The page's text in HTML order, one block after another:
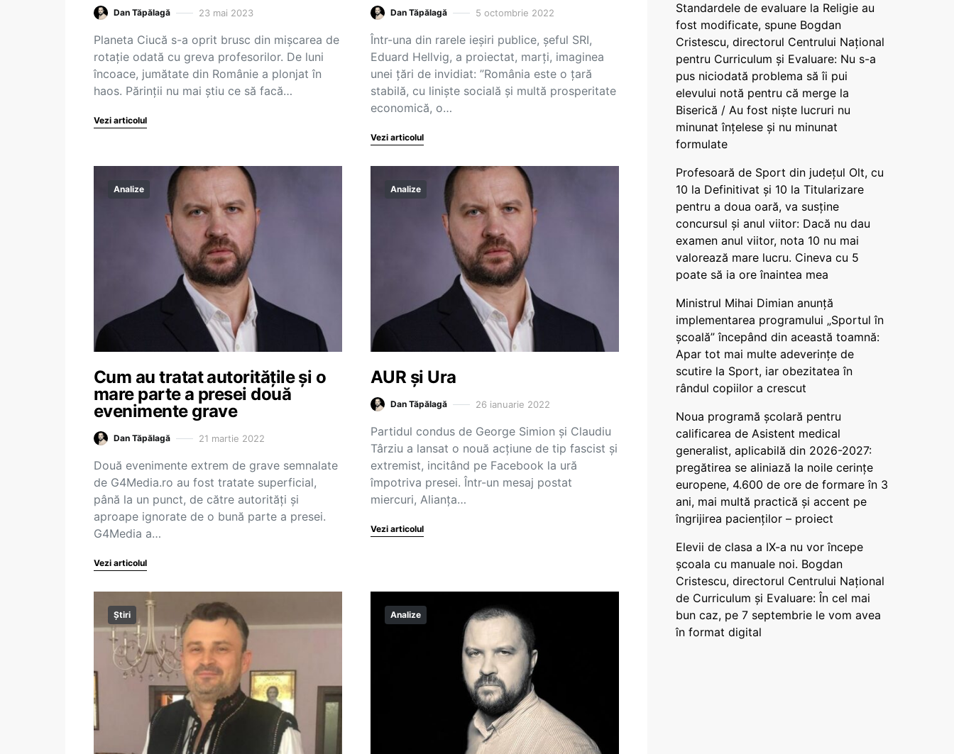
Dan Tăpălagă 23 mai 2023
Planeta Ciucă s-a oprit brusc din mișcarea de
rotație odată cu greva profesorilor. De luni
încoace, jumătate din Românie a plonjat în
haos. Părinții nu mai știu ce să facă…
Vezi articolul
Dan Tăpălagă 5 octombrie 2022
Într-una din rarele ieșiri publice, șeful SRI,
Eduard Hellvig, a proiectat, marți, imaginea
unei țări de invidiat: ”România este o țară
stabilă, cu liniște socială și multă prosperitate
economică, o…
Vezi articolul
Analize
Cum au tratat autoritățile și o
mare parte a presei două
evenimente grave
Dan Tăpălagă 21 martie 2022
Două evenimente extrem de grave semnalate
de G4Media.ro au fost tratate superficial,
până la un punct, de către autorități și
aproape ignorate de o bună parte a presei.
G4Media a…
Vezi articolul
Analize
AUR și Ura
Dan Tăpălagă 26 ianuarie 2022
Partidul condus de George Simion și Claudiu
Târziu a lansat o nouă acțiune de tip fascist și
extremist, incitând pe Facebook la ură
împotriva presei. Într-un mesaj postat
miercuri, Alianța…
Vezi articolul
Știri Analize
Standardele de evaluare la Religie au
fost modificate, spune Bogdan
Cristescu, directorul Centrului Național
pentru Curriculum și Evaluare: Nu s-a
pus niciodată problema să îi pui
elevului notă pentru că merge la
Biserică / Au fost niște lucruri nu
minunat înțelese și nu minunat
formulate
Profesoară de Sport din județul Olt, cu
10 la Definitivat și 10 la Titularizare
pentru a doua oară, va susține
concursul și anul viitor: Dacă nu dau
examen anul viitor, nota 10 nu mai
valorează mare lucru. Cineva cu 5
poate să ia ore înaintea mea
Ministrul Mihai Dimian anunță
implementarea programului „Sportul în
școală” începând din această toamnă:
Apar tot mai multe adeverințe de
scutire la Sport, iar obezitatea în
rândul copiilor a crescut
Noua programă școlară pentru
calificarea de Asistent medical
generalist, aplicabilă din 2026-2027:
pregătirea se aliniază la noile cerințe
europene, 4.600 de ore de formare în 3
ani, mai multă practică și accent pe
îngrijirea pacienților – proiect
Elevii de clasa a IX-a nu vor începe
școala cu manuale noi. Bogdan
Cristescu, directorul Centrului Național
de Curriculum și Evaluare: În cel mai
bun caz, pe 7 septembrie le vom avea
în format digital